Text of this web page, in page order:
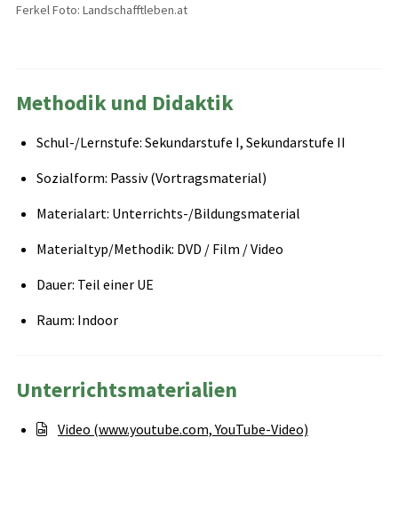
Ferkel Foto: Landschafftleben.at
Methodik und Didaktik
Schul-/Lernstufe: Sekundarstufe I, Sekundarstufe II
Sozialform: Passiv (Vortragsmaterial)
Materialart: Unterrichts-/Bildungsmaterial
Materialtyp/Methodik: DVD / Film / Video
Dauer: Teil einer UE
Raum: Indoor
Unterrichtsmaterialien
Video (www.youtube.com, YouTube-Video)